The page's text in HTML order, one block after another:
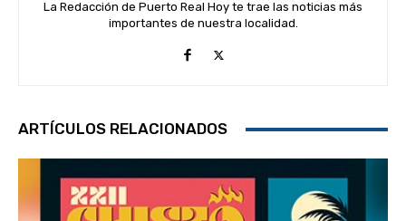
La Redacción de Puerto Real Hoy te trae las noticias más
importantes de nuestra localidad.
ARTÍCULOS RELACIONADOS